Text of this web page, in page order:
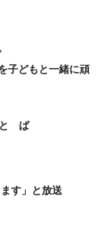
子どもと一緒に頑
す」と放送